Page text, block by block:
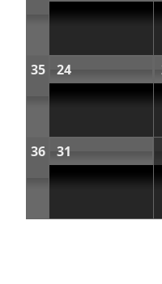
35 24
36 31